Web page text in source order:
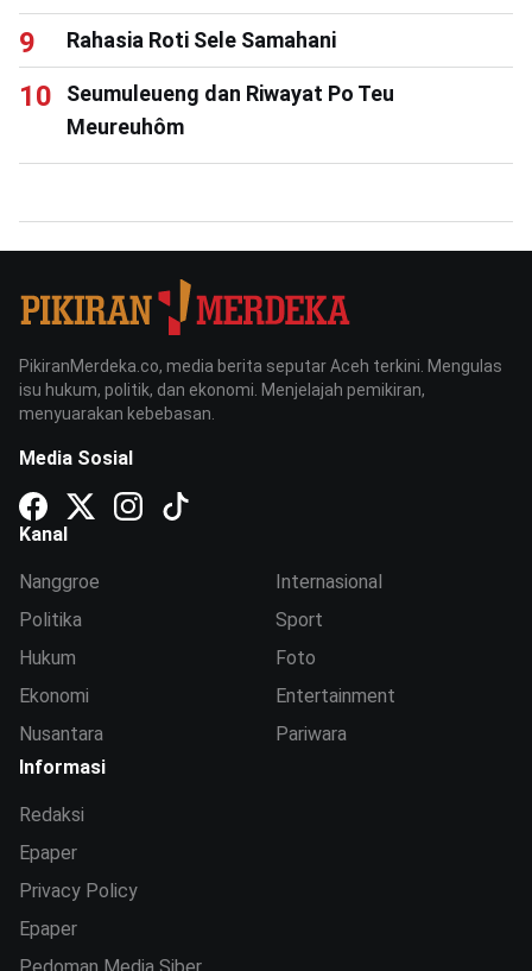
Rahasia Roti Sele Samahani
Seumuleueng dan Riwayat Po Teu
Meureuhôm
PikiranMerdeka.co, media berita seputar Aceh terkini. Mengulas
isu hukum, politik, dan ekonomi. Menjelajah pemikiran,
menyuarakan kebebasan.
Media Sosial
Kanal
Nanggroe
Politika
Hukum
Ekonomi
Nusantara
Internasional
Sport
Foto
Entertainment
Pariwara
Informasi
Redaksi
Epaper
Privacy Policy
Epaper